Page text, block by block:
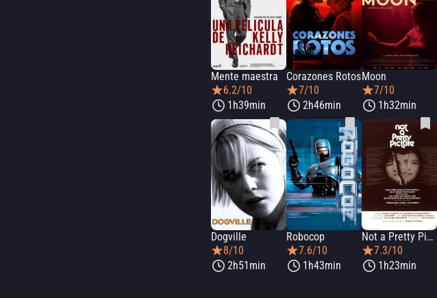
Mente maestra
6.2/10
1h39min
Corazones Rotos
7/10
2h46min
Moon
7/10
1h32min
Dogville
8/10
2h51min
Robocop
7.6/10
1h43min
Not a Pretty Picture
7.3/10
1h23min